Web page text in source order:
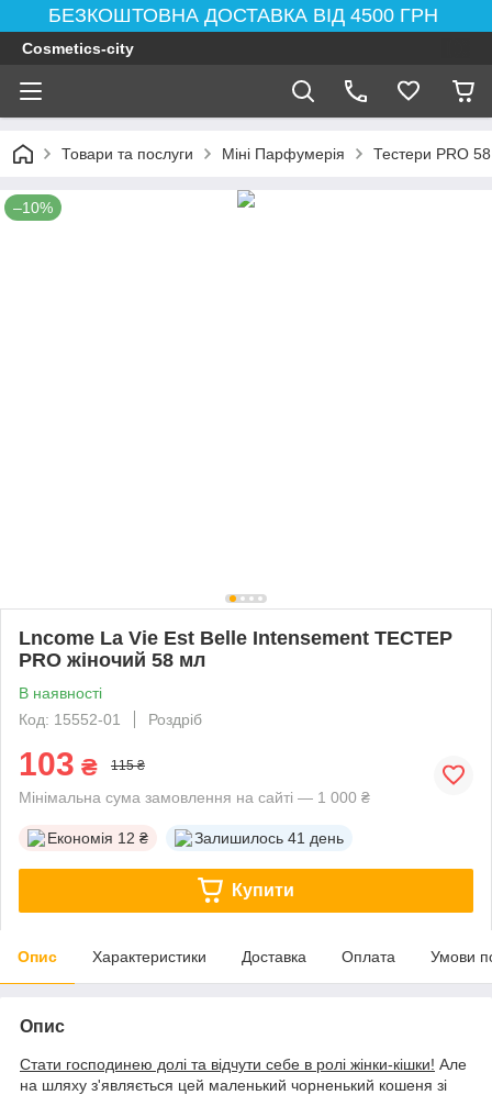
БЕЗКОШТОВНА ДОСТАВКА ВІД 4500 ГРН
Cosmetics-city
Товари та послуги Міні Парфумерія Тестери PRO
–10%
Lncome La Vie Est Belle Intensement ТЕСТЕР
PRO жіночий 58 мл
В наявності
Код: 15552-01
Роздріб
103 ₴ 115 ₴
Мінімальна сума замовлення на сайті — 1 000 ₴
Економія 12 ₴ Залишилось 41 день
Купити
Опис Характеристики Доставка Оплата Умови
Опис
Стати господинею долі та відчути себе в ролі жінки-кішки! Але
на шляху з'являється цей маленький чорненький кошеня зі